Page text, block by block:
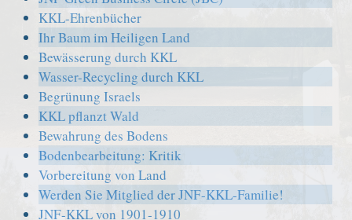
KKL-Ehrenbücher
Ihr Baum im Heiligen Land
Bewässerung durch KKL
Wasser-Recycling durch KKL
Begrünung Israels
KKL pflanzt Wald
Bewahrung des Bodens
Bodenbearbeitung: Kritik
Vorbereitung von Land
Werden Sie Mitglied der JNF-KKL-Familie!
JNF-KKL von 1901-1910